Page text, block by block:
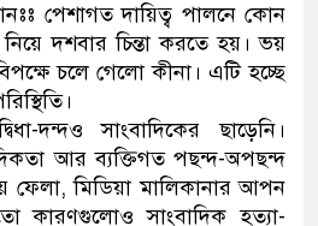
পেশাগত দায়িত্ব পালনে কোন
দশবার চিন্তা করতে হয়। ভয়
চলে গেলো কীনা। এটি হচ্ছে
দন্দও সাংবাদিকের ছাড়েনি।
আর ব্যক্তিগত পছন্দ-অপছন্দ
ফেলা, মিডিয়া মালিকানার আপন
কারণগুলোও সাংবাদিক হত্যা-